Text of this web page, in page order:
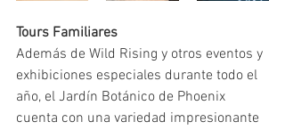
Tours Familiares
Además de Wild Rising y otros eventos y
exhibiciones especiales durante todo el
año, el Jardín Botánico de Phoenix
cuenta con una variedad impresionante